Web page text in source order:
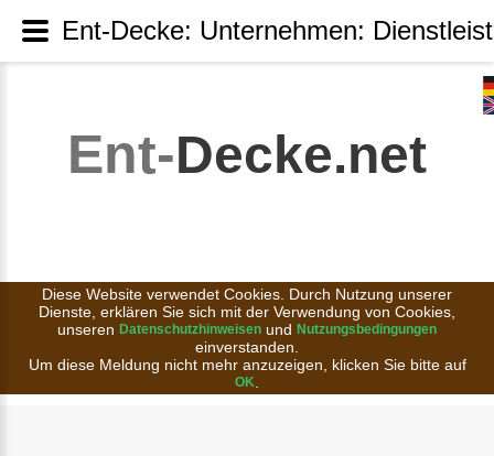
Ent-Decke.net
Diese Website verwendet Cookies. Durch Nutzung unserer
Dienste, erklären Sie sich mit der Verwendung von Cookies,
unseren Datenschutzhinweisen und Nutzungsbedingungen
einverstanden.
Um diese Meldung nicht mehr anzuzeigen, klicken Sie bitte auf
OK
Ent-Decke: Unternehmen: